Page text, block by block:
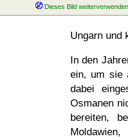
Ungarn und
In den
ein, um sie
dabei
Osmanen
bereiten,